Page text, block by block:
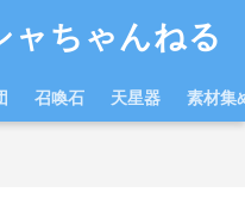
ャちゃんねる
召喚石 天星器 素材集